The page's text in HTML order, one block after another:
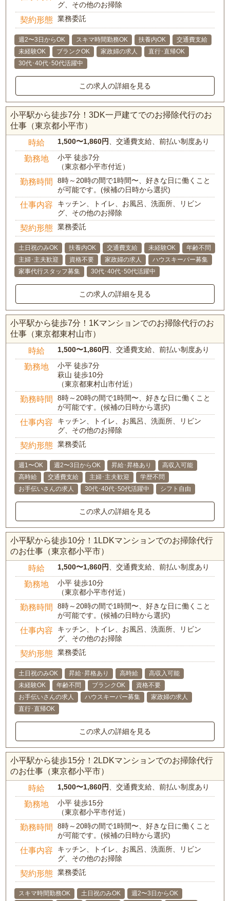
グ、その他のお掃除
契約形態 業務委託
週2〜3日からOK スキマ時間勤務OK 扶養内OK
交通費支給
未経験OK
ブランクOK 家政婦の求人
直行･直帰OK
30代･40代･50代活躍中
この求人の詳細を見る
小平駅から徒歩7分！3DK一戸建てでのお掃除代行のお
仕事（東京都小平市）
時給 1,500〜1,860円、交通費支給、前払い制度あり
勤務地
小平 徒歩7分
（東京都小平市付近）
勤務時間
8時～20時の間で1時間〜、好きな日に働くこと
が可能です。(候補の日時から選択)
仕事内容
キッチン、トイレ、お風呂、洗面所、リビン
グ、その他のお掃除
契約形態 業務委託
土日祝のみOK 扶養内OK 交通費支給 未経験OK
年齢不問
主婦･主夫歓迎
資格不要 家政婦の求人
ハウスキーパー募集
家事代行スタッフ募集
30代･40代･50代活躍中
この求人の詳細を見る
小平駅から徒歩7分！1Kマンションでのお掃除代行のお
仕事（東京都東村山市）
時給 1,500〜1,860円、交通費支給、前払い制度あり
勤務地
小平 徒歩7分
萩山 徒歩10分
（東京都東村山市付近）
勤務時間
8時～20時の間で1時間〜、好きな日に働くこと
が可能です。(候補の日時から選択)
仕事内容
キッチン、トイレ、お風呂、洗面所、リビン
グ、その他のお掃除
契約形態 業務委託
週1〜OK 週2〜3日からOK 昇給･昇格あり
高収入可能
高時給
交通費支給 主婦･主夫歓迎
学歴不問
お手伝いさんの求人
30代･40代･50代活躍中 シフト自由
この求人の詳細を見る
小平駅から徒歩10分！1LDKマンションでのお掃除代行
のお仕事（東京都小平市）
時給 1,500〜1,860円、交通費支給、前払い制度あり
勤務地
小平 徒歩10分
（東京都小平市付近）
勤務時間
8時～20時の間で1時間〜、好きな日に働くこと
が可能です。(候補の日時から選択)
仕事内容
キッチン、トイレ、お風呂、洗面所、リビン
グ、その他のお掃除
契約形態 業務委託
土日祝のみOK 昇給･昇格あり 高時給
高収入可能
未経験OK
年齢不問 ブランクOK
資格不要
お手伝いさんの求人
ハウスキーパー募集
家政婦の求人
直行･直帰OK
この求人の詳細を見る
小平駅から徒歩15分！2LDKマンションでのお掃除代行
のお仕事（東京都小平市）
時給 1,500〜1,860円、交通費支給、前払い制度あり
勤務地
小平 徒歩15分
（東京都小平市付近）
勤務時間
8時～20時の間で1時間〜、好きな日に働くこと
が可能です。(候補の日時から選択)
仕事内容
キッチン、トイレ、お風呂、洗面所、リビン
グ、その他のお掃除
契約形態 業務委託
スキマ時間勤務OK 土日祝のみOK
週2〜3日からOK